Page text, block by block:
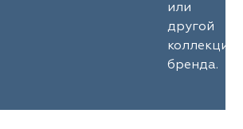
или
другой
коллекции
бренда.